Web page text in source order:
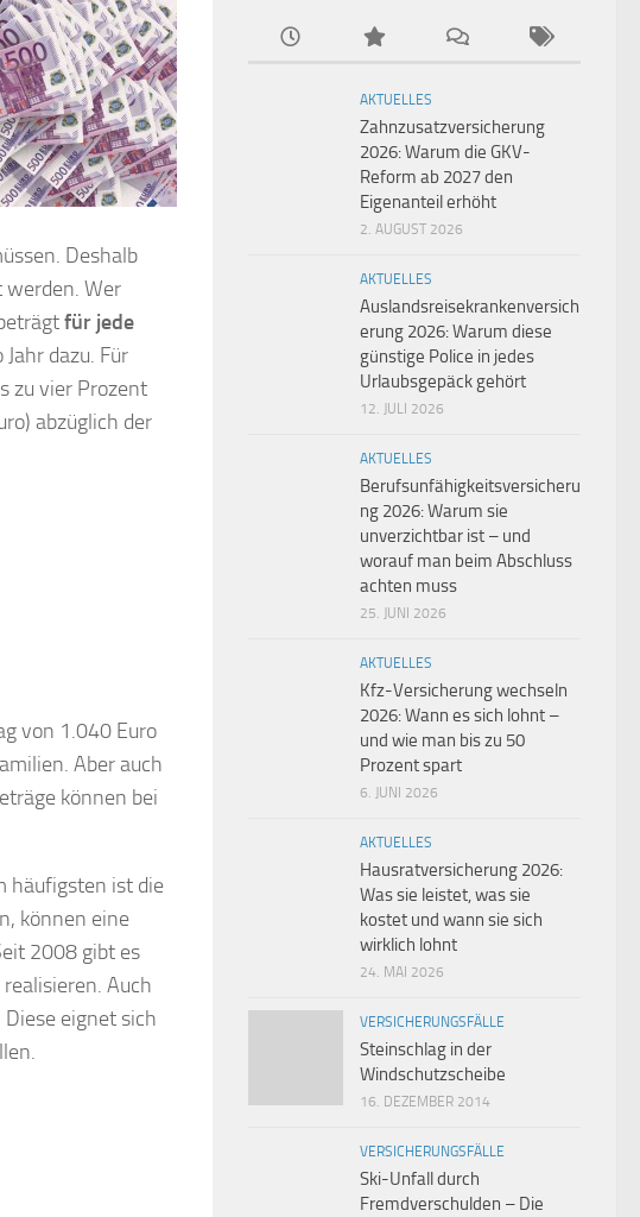
Deshalb
werden. Wer
für jede
dazu. Für
zu vier Prozent
abzüglich der
von 1.040 Euro
Aber auch
können bei
häufigsten ist die
können eine
2008 gibt es
Auch
eignet sich
AKTUELLES
Zahnzusatzversicherung
2026: Warum die GKV-
Reform ab 2027 den
Eigenanteil erhöht
2. AUGUST 2026
AKTUELLES
Auslandsreisekrankenversich
erung 2026: Warum diese
günstige Police in jedes
Urlaubsgepäck gehört
12. JULI 2026
AKTUELLES
Berufsunfähigkeitsversicheru
ng 2026: Warum sie
unverzichtbar ist – und
worauf man beim Abschluss
achten muss
25. JUNI 2026
AKTUELLES
Kfz-Versicherung wechseln
2026: Wann es sich lohnt –
und wie man bis zu 50
Prozent spart
6. JUNI 2026
AKTUELLES
Hausratversicherung 2026:
Was sie leistet, was sie
kostet und wann sie sich
wirklich lohnt
24. MAI 2026
VERSICHERUNGSFÄLLE
Steinschlag in der
Windschutzscheibe
16. DEZEMBER 2014
VERSICHERUNGSFÄLLE
Ski-Unfall durch
Fremdverschulden – Die